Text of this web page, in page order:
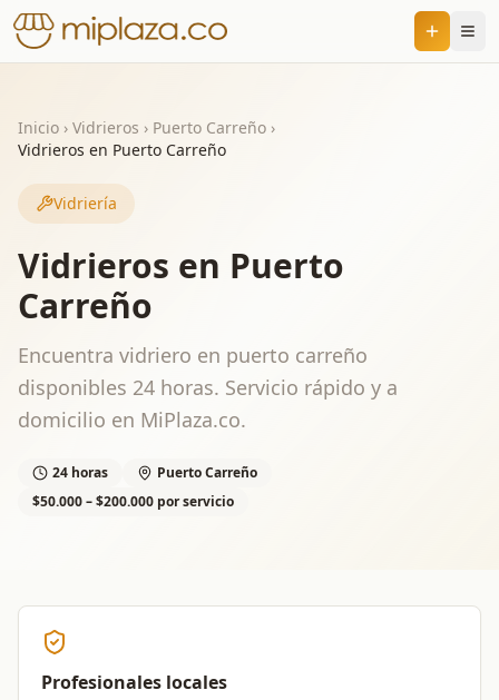
Inicio › Vidrieros › Puerto Carreño ›
Vidrieros en Puerto Carreño
Vidriería
Vidrieros en Puerto
Carreño
Encuentra vidriero en puerto carreño
disponibles 24 horas. Servicio rápido y a
domicilio en MiPlaza.co.
24 horas
Puerto Carreño
$50.000 – $200.000 por servicio
Profesionales locales